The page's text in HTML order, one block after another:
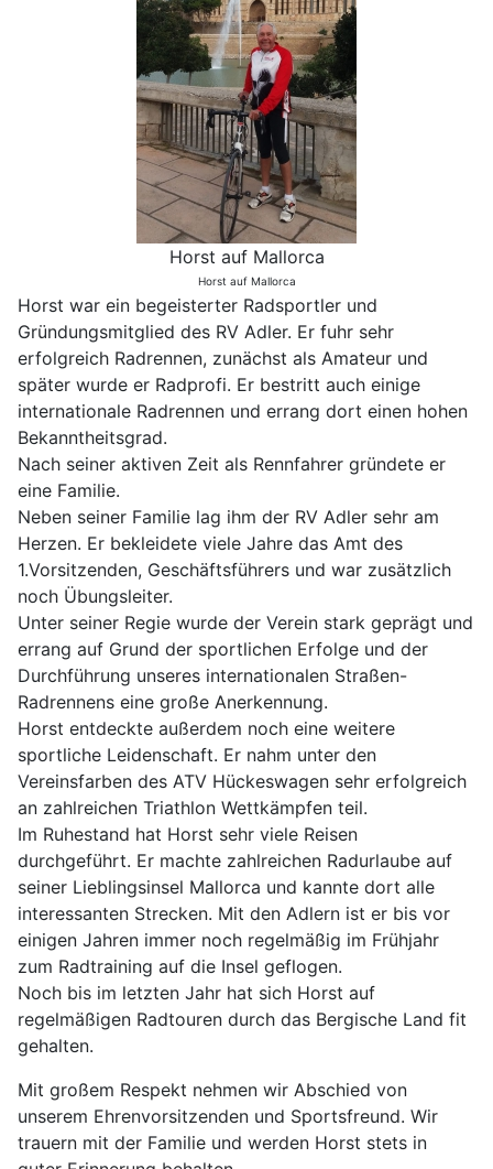
Horst auf Mallorca
Horst auf Mallorca
Horst war ein begeisterter Radsportler und
Gründungsmitglied des RV Adler. Er fuhr sehr
erfolgreich Radrennen, zunächst als Amateur und
später wurde er Radprofi. Er bestritt auch einige
internationale Radrennen und errang dort einen hohen
Bekanntheitsgrad.
Nach seiner aktiven Zeit als Rennfahrer gründete er
eine Familie.
Neben seiner Familie lag ihm der RV Adler sehr am
Herzen. Er bekleidete viele Jahre das Amt des
1.Vorsitzenden, Geschäftsführers und war zusätzlich
noch Übungsleiter.
Unter seiner Regie wurde der Verein stark geprägt und
errang auf Grund der sportlichen Erfolge und der
Durchführung unseres internationalen Straßen-
Radrennens eine große Anerkennung.
Horst entdeckte außerdem noch eine weitere
sportliche Leidenschaft. Er nahm unter den
Vereinsfarben des ATV Hückeswagen sehr erfolgreich
an zahlreichen Triathlon Wettkämpfen teil.
Im Ruhestand hat Horst sehr viele Reisen
durchgeführt. Er machte zahlreichen Radurlaube auf
seiner Lieblingsinsel Mallorca und kannte dort alle
interessanten Strecken. Mit den Adlern ist er bis vor
einigen Jahren immer noch regelmäßig im Frühjahr
zum Radtraining auf die Insel geflogen.
Noch bis im letzten Jahr hat sich Horst auf
regelmäßigen Radtouren durch das Bergische Land fit
gehalten.
Mit großem Respekt nehmen wir Abschied von
unserem Ehrenvorsitzenden und Sportsfreund. Wir
trauern mit der Familie und werden Horst stets in